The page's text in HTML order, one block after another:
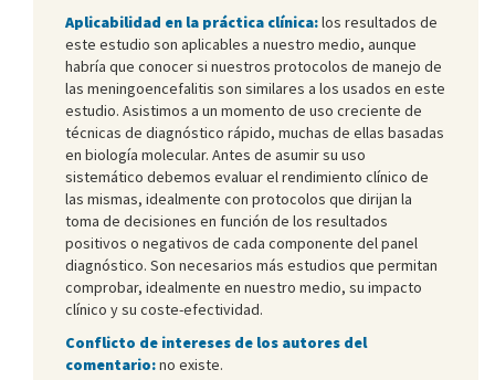
Aplicabilidad en la práctica clínica:los resultados de
este estudio son aplicables a nuestro medio, aunque
habría que conocer si nuestros protocolos de manejo de
las meningoencefalitis son similares a los usados en este
estudio. Asistimos a un momento de uso creciente de
técnicas de diagnóstico rápido, muchas de ellas basadas
en biología molecular. Antes de asumir su uso
sistemático debemos evaluar el rendimiento clínico de
las mismas, idealmente con protocolos que dirijan la
toma de decisiones en función de los resultados
positivos o negativos de cada componente del panel
diagnóstico. Son necesarios más estudios que permitan
comprobar, idealmente en nuestro medio, su impacto
clínico y su coste-efectividad.
Conflicto de intereses de los autores del
comentario:no existe.